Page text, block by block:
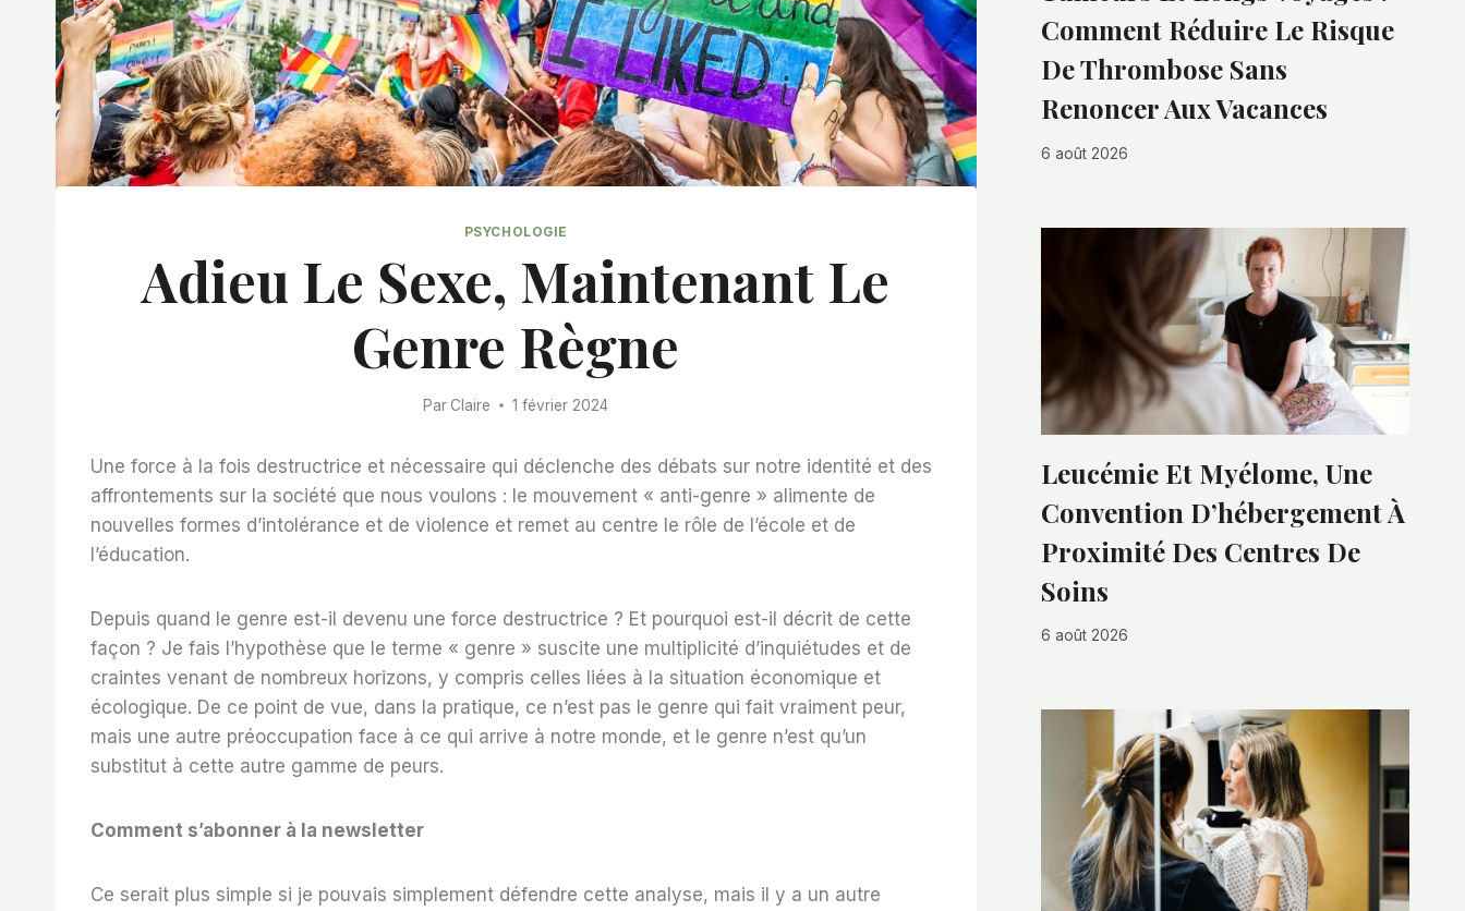
PSYCHOLOGIE
Adieu Le Sexe, Maintenant Le
Genre Règne
Par Claire 1 février 2024
Une force à la fois destructrice et nécessaire qui déclenche des débats sur notre identité et des
affrontements sur la société que nous voulons : le mouvement « anti-genre » alimente de
nouvelles formes d’intolérance et de violence et remet au centre le rôle de l’école et de
l’éducation.
Depuis quand le genre est-il devenu une force destructrice ? Et pourquoi est-il décrit de cette
façon ? Je fais l’hypothèse que le terme « genre » suscite une multiplicité d’inquiétudes et de
craintes venant de nombreux horizons, y compris celles liées à la situation économique et
écologique. De ce point de vue, dans la pratique, ce n’est pas le genre qui fait vraiment peur,
mais une autre préoccupation face à ce qui arrive à notre monde, et le genre n’est qu’un
substitut à cette autre gamme de peurs.
Comment s’abonner à la newsletter
Ce serait plus simple si je pouvais simplement défendre cette analyse, mais il y a un autre
Comment Réduire Le Risque
De Thrombose Sans
Renoncer Aux Vacances
6 août 2026
Leucémie Et Myélome, Une
Convention D’hébergement À
Proximité Des Centres De
Soins
6 août 2026